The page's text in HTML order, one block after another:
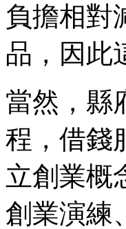
負擔相對
品，因此
當然，縣
程，借錢
立創業概
創業演練